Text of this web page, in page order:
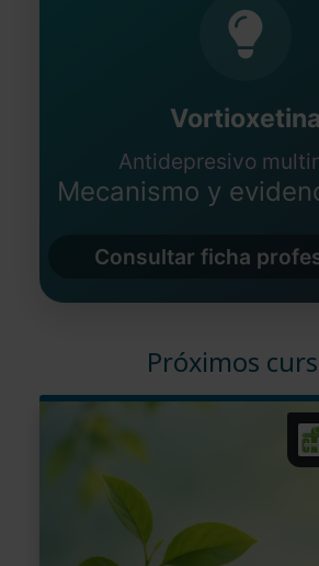
Vortioxetina
Antidepresivo
Mecanismo y
Consultar ficha
Próximos